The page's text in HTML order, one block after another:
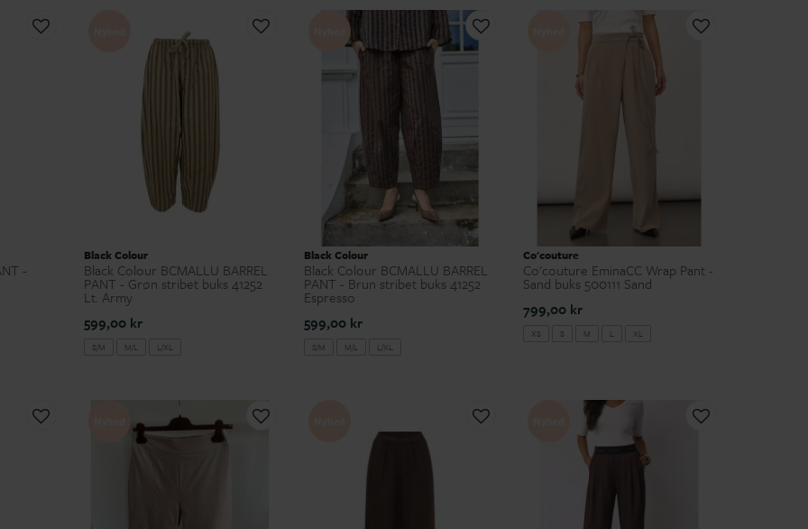
-
Black Colour
Black Colour BCMALLU BARREL
PANT - Grøn stribet buks 41252
Lt. Army
599,00 kr
S/M M/L L/XL
Black Colour
Black Colour BCMALLU BARREL
PANT - Brun stribet buks 41252
Espresso
599,00 kr
S/M M/L L/XL
Co'couture
Co'couture EminaCC Wrap Pant -
Sand buks 500111 Sand
799,00 kr
XS S M L XL